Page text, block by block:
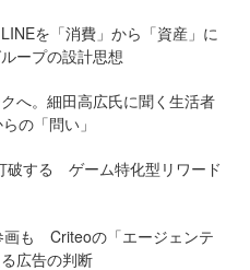
を「消費」から「資産」に
ープの設計思想
へ。細田高広氏に聞く生活者
の「問い」
破する ゲーム特化型リワード
画も Criteoの「エージェンテ
広告の判断